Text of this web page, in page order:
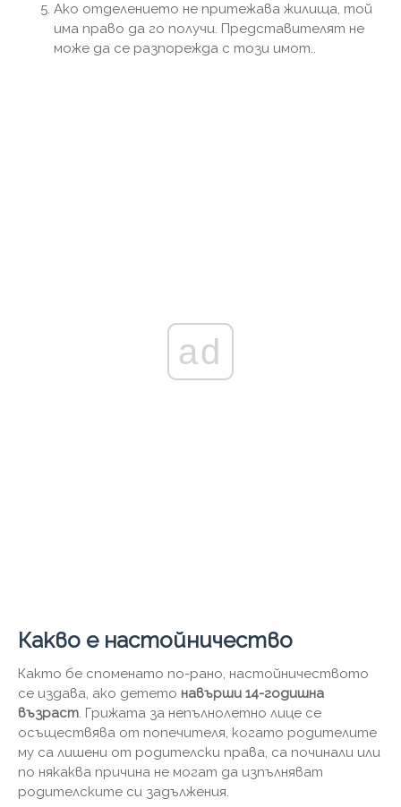
Ако отделението не притежава жилища, той
има право да го получи. Представителят не
може да се разпорежда с този имот..
ad
Какво е настойничество
Както бе споменато по-рано, настойничеството
се издава, ако детето навърши 14-годишна
възраст. Грижата за непълнолетно лице се
осъществява от попечителя, когато родителите
му са лишени от родителски права, са починали или
по някаква причина не могат да изпълняват
родителските си задължения.